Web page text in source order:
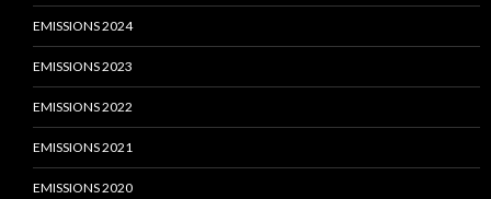
EMISSIONS 2024
EMISSIONS 2023
EMISSIONS 2022
EMISSIONS 2021
EMISSIONS 2020